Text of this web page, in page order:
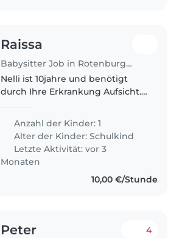
Raissa
Babysitter Job in Rotenburg an der Wümme
Nelli ist 10jahre und benötigt
durch Ihre Erkrankung Aufsicht.
Arbeit ca 16.45
Anzahl der Kinder: 1
Alter der Kinder:Schulkind
Letzte Aktivität: vor 3
Monaten
10,00 €/Stunde
Peter 4